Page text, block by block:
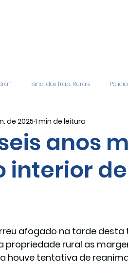
Sind. dos Trab. Rurais
Vagas de Emprego
Sindicato Rural Adriane Veiga -
anos
interior de
de 2025 1 min de leitura
afogado na tarde desta
rural as
houve tentativa de